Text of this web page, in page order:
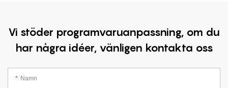
Vi stöder programvaruanpassning, om du
har några idéer, vänligen kontakta oss
Namn